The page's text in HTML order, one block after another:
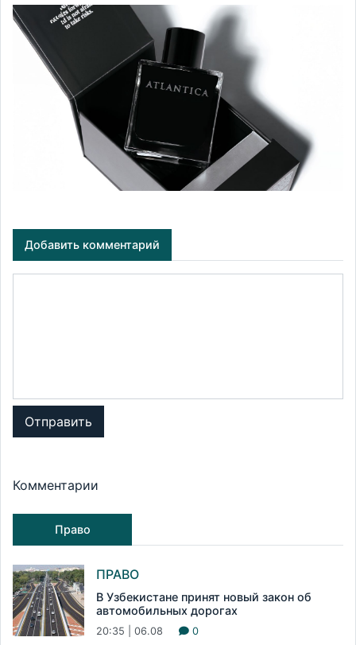
Добавить комментарий
Отправить
Комментарии
Право
ПРАВО
В Узбекистане принят новый закон об
автомобильных дорогах
20:35 | 06.08 0